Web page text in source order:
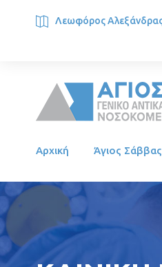
Λεωφόρος
Αρχική Άγιος Σάββας